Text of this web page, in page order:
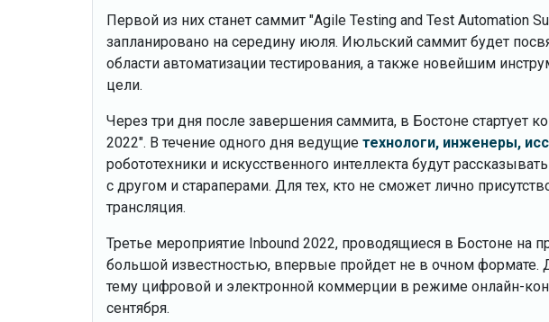
Первой из них станет саммит "Agile Testing and Test Automation
запланировано на середину июля. Июльский саммит будет
области автоматизации тестирования, а также новейшим
цели.
Через три дня после завершения саммита, в Бостоне стартует
2022". В течение одного дня ведущие технологи, инженеры,
робототехники и искусственного интеллекта будут
с другом и стараперами. Для тех, кто не сможет лично
трансляция.
Третье мероприятие Inbound 2022, проводящиеся в Бостоне на
большой известностью, впервые пройдет не в очном формате.
тему цифровой и электронной коммерции в режиме онлайн-
сентября.